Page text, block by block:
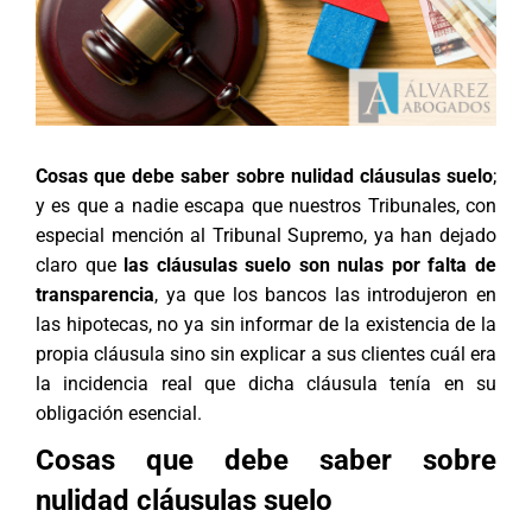
Cosas que debe saber sobre nulidad cláusulas suelo;
y es que a nadie escapa que nuestros Tribunales, con
especial mención al Tribunal Supremo, ya han dejado
claro que las cláusulas suelo son nulas por falta de
transparencia, ya que los bancos las introdujeron en
las hipotecas, no ya sin informar de la existencia de la
propia cláusula sino sin explicar a sus clientes cuál era
la incidencia real que dicha cláusula tenía en su
obligación esencial.
Cosas que debe saber sobre
nulidad cláusulas suelo